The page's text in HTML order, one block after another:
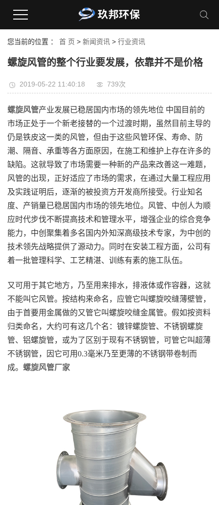
您当前的位置 ： 首 页 > 新闻资讯 > 行业资讯
螺旋风管的整个行业要发展，依靠并不是价格
2019-05-22 11:40:18 739次
螺旋风管产业发展已稳居国内市场的领先地位 中国目前的
市场正处于一个新老接替的一个过渡时期，虽然目前主导的
仍是铁皮这一类的风管，但由于这些风管环保、寿命、防
潮、隔音、承重等各方面原因，在施工和维护上存在许多的
缺陷。这就导致了市场需要一种新的产品来改善这一难题，
风管的出现，正好适应了市场的需求，在通过大量工程应用
及实践证明后，逐渐的被投资方开发商所接受。行业知名
度、产销量已稳居国内市场的领先地位。风管、中创人为顺
应时代步伐不断提高技术和管理水平，增强企业的综合竞争
能力，中创聚集着多名国内外知深高级技术专家，为中创的
技术领先战略提供了源动力。同时在安装工程方面，公司有
着一批管理科学、工艺精湛、训练有素的施工队伍。
又可用于其它地方，乃至用来排水，排液体或作容器，这就
不能叫它风管。按结构来命名，应管它叫螺旋咬缝薄壁管，
由于首要用金属做的又管它叫螺旋咬缝金属管。假如按资料
归类命名，大约可有这几个名：镀锌螺旋管、不锈钢螺旋
管、铝螺旋管，或为了区别于现有不锈钢管，可管它叫超薄
不锈钢管，因它可用0.3毫米乃至更薄的不锈钢带卷制而
成。 螺旋风管厂家